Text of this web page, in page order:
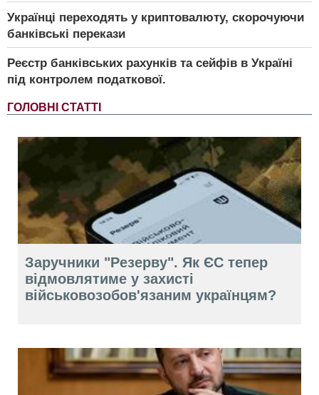
Українці переходять у криптовалюту, скорочуючи
банківські перекази
Реєстр банківських рахунків та сейфів в Україні
під контролем податкової.
ГОЛОВНІ СТАТТІ
Заручники "Резерву". Як ЄС тепер
відмовлятиме у захисті
військовозобов'язаним українцям?